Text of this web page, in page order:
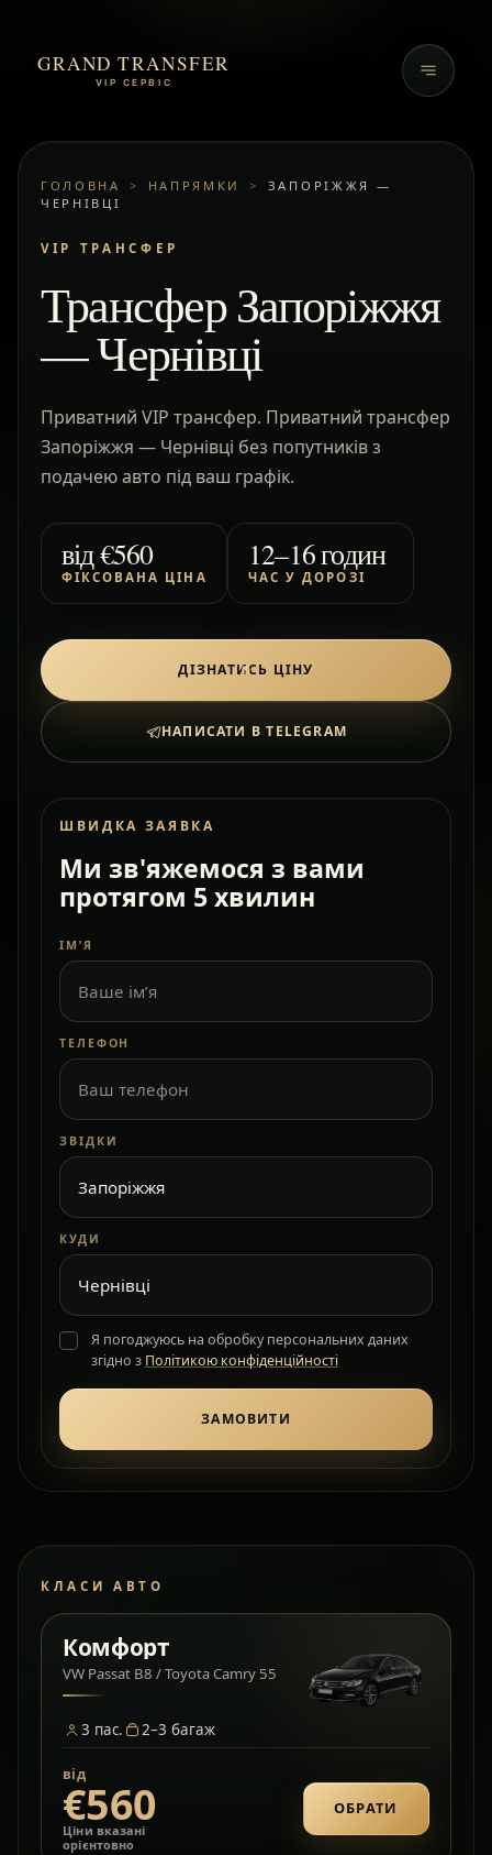
GRAND TRANSFER
VIP СЕРВІС
ГОЛОВНА > НАПРЯМКИ >
ЗАПОРІЖЖЯ —
ЧЕРНІВЦІ
VIP ТРАНСФЕР
Трансфер Запоріжжя
— Чернівці
Приватний VIP трансфер. Приватний трансфер
Запоріжжя — Чернівці без попутників з
подачею авто під ваш графік.
від€560
ФІКСОВАНА ЦІНА
12–16 годин
ЧАС У ДОРОЗІ
ДІЗНАТИСЬ ЦІНУ
НАПИСАТИ В TELEGRAM
ШВИДКА ЗАЯВКА
Ми зв'яжемося з вами
протягом 5 хвилин
ІМ’Я
ТЕЛЕФОН
ЗВІДКИ
КУДИ
Я погоджуюсь на обробку персональних даних
згідно з Політикою конфіденційності
ЗАМОВИТИ
КЛАСИ АВТО
Комфорт
VW Passat B8 / Toyota Camry 55
3 пас. 2–3 багаж
від
€560
Ціни вказані
орієнтовно
ОБРАТИ